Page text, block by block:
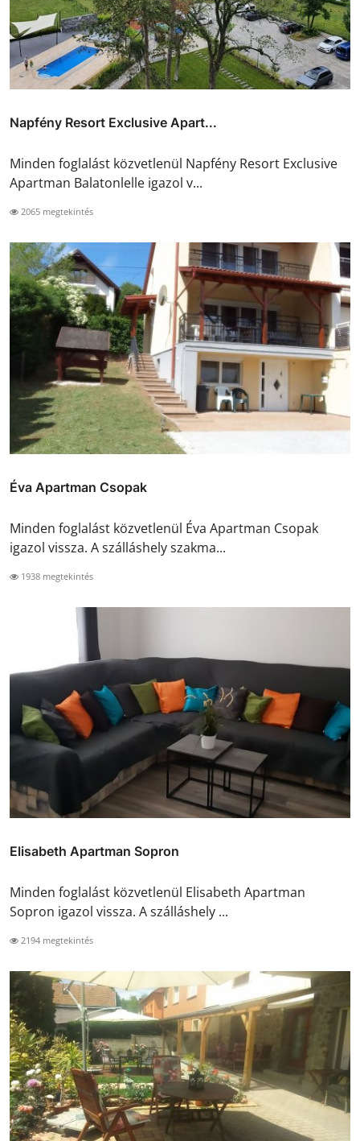
Napfény Resort Exclusive Apart...
Minden foglalást közvetlenül Napfény Resort Exclusive
Apartman Balatonlelle igazol v...
2065 megtekintés
Éva Apartman Csopak
Minden foglalást közvetlenül Éva Apartman Csopak
igazol vissza. A szálláshely szakma...
1938 megtekintés
Elisabeth Apartman Sopron
Minden foglalást közvetlenül Elisabeth Apartman
Sopron igazol vissza. A szálláshely ...
2194 megtekintés